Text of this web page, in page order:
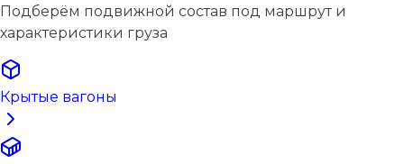
Подберём подвижной состав под маршрут и
характеристики груза
Крытые вагоны